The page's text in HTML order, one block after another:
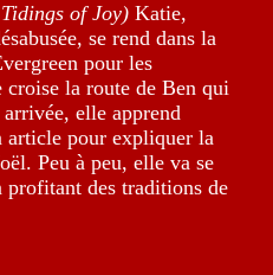
of Joy) Katie,
se rend dans la
pour les
croise la route de Ben qui
elle apprend
article pour expliquer la
Peu à peu, elle va se
profitant des traditions de